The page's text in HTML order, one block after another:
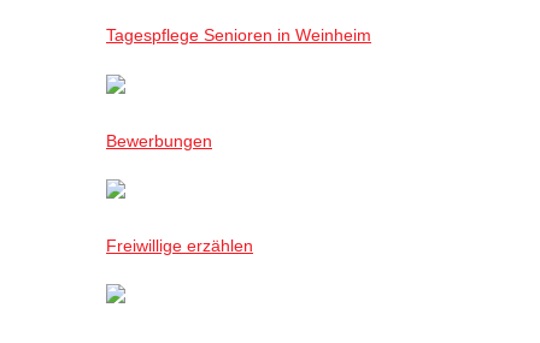
Tagespflege Senioren in Weinheim
Bewerbungen
Freiwillige erzählen